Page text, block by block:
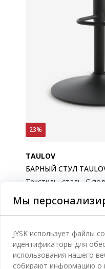
23%
TAULOV
БАРНЫЙ СТУЛ
1150MDL / Шт
1499 MDL
Доставка
Мы
JYSK использует файлы
идентификаторы для
использования нашего
собирают информацию о